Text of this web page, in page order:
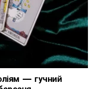
— гучний